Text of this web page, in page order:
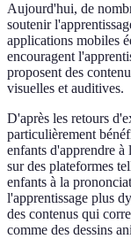
Aujourd'hui, de
soutenir
applications mobiles
encouragent
proposent des
visuelles et auditives.
D'après les retours
particulièrement
enfants d'apprendre
sur des plateformes
enfants à la
l'apprentissage plus
des contenus qui
comme des dessins